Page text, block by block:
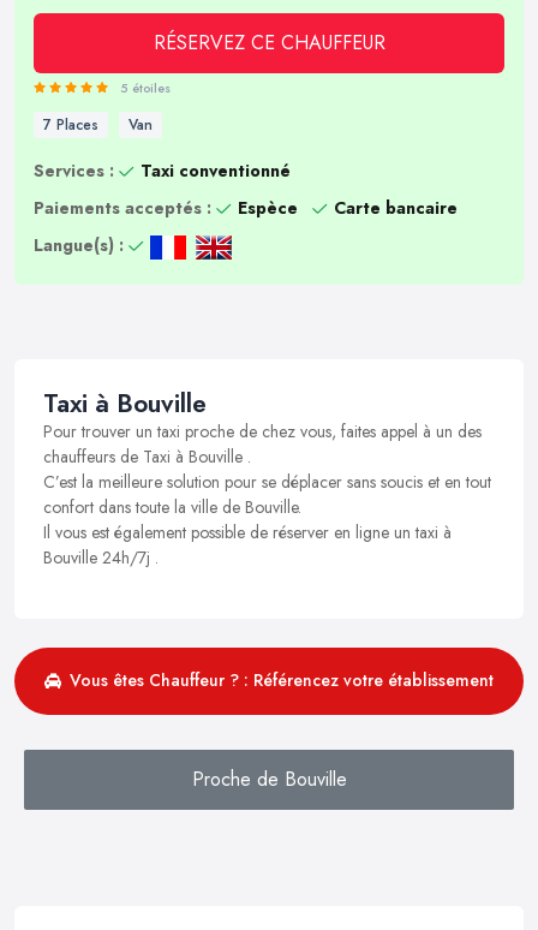
RÉSERVEZ CE CHAUFFEUR
5 étoiles
7 Places Van
Services :
Taxi conventionné
Paiements acceptés :
Espèce
Carte bancaire
Langue(s) :
Taxi à Bouville
Pour trouver un taxi proche de chez vous, faites appel à un des
chauffeurs de Taxi à Bouville .
C’est la meilleure solution pour se déplacer sans soucis et en tout
confort dans toute la ville de Bouville.
Il vous est également possible de réserver en ligne un taxi à
Bouville 24h/7j .
Vous êtes Chauffeur ? : Référencez votre établissement
Proche de Bouville